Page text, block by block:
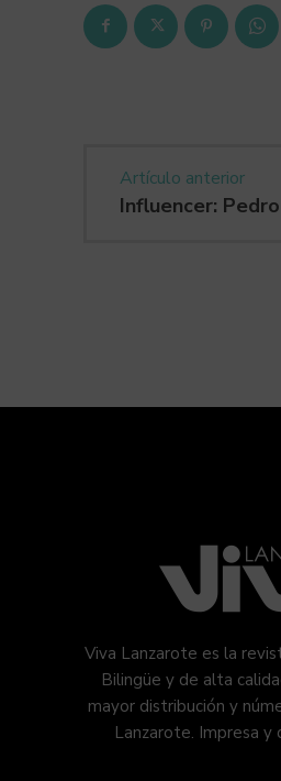
Artículo anterior
Influencer:
Viva Lanzarote es la
Bilingüe y de alta
mayor distribución y
Lanzarote. Impresa y